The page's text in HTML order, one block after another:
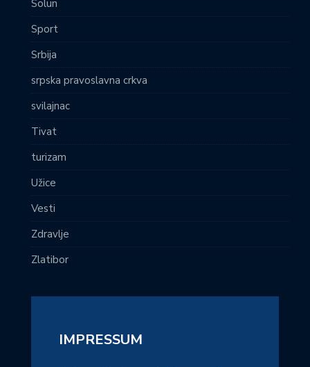
Solun
Sport
Srbija
srpska pravoslavna crkva
svilajnac
Tivat
turizam
Užice
Vesti
Zdravlje
Zlatibor
IMPRESSUM